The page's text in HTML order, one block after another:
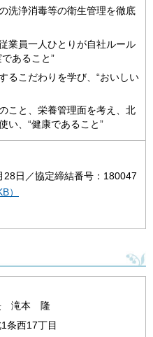
洗浄消毒等の衛生管理を徹底
業員一人ひとりが自社ルール
あること”
るこだわりを学び、“おいしい
こと、栄養管理面を考え、北
い、“健康であること”
日／協定締結番号：180047
）
滝本 隆
条西17丁目